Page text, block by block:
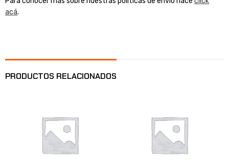
acá.
PRODUCTOS RELACIONADOS